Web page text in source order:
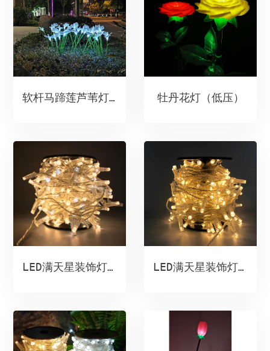
软杆马蹄莲芦苇灯组合（低压） 牡丹花灯（低压）
LED满天星装饰灯串（恒流低压输出） LED满天星装饰灯串（恒流低压输出）